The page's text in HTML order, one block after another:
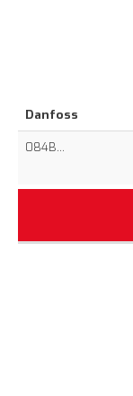
Danfoss
084B...